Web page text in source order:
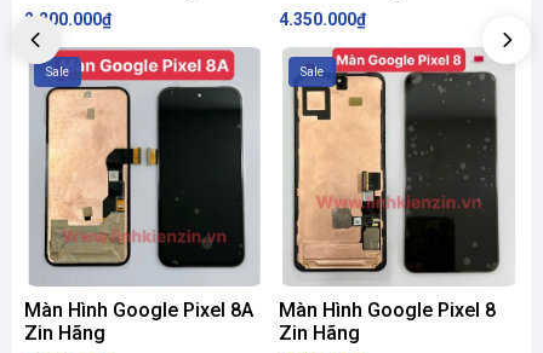
2.200.000₫ 4.350.000₫
Sale
Màn Hình Google Pixel 8A
Zin Hãng
Sale
Màn Hình Google Pixel 8
Zin Hãng